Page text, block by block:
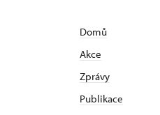
Domů
Akce
Zprávy
Publikace